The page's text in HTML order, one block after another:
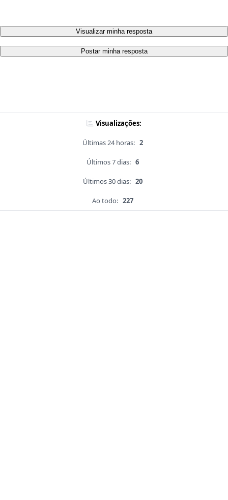
Visualizar minha resposta
Postar minha resposta
Visualizações:
Últimas 24 horas: 2
Últimos 7 dias: 6
Últimos 30 dias: 20
Ao todo: 227